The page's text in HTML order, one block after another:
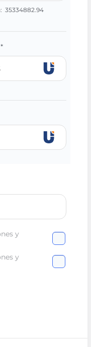
35334882.94
y
y